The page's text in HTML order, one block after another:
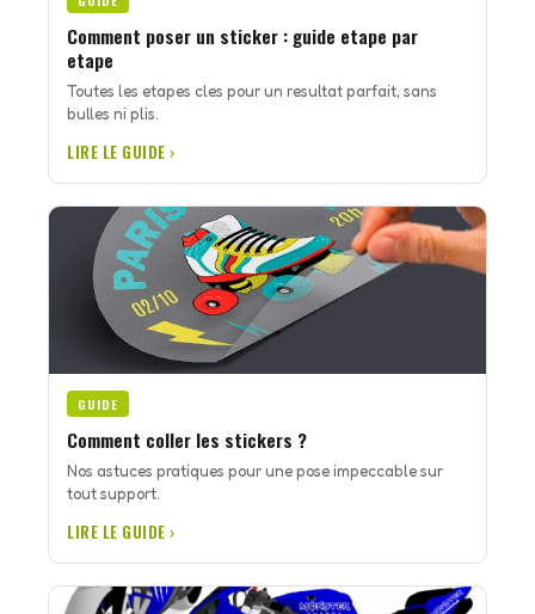
Comment poser un sticker : guide etape par
etape
Toutes les etapes cles pour un resultat parfait, sans
bulles ni plis.
LIRE LE GUIDE ›
GUIDE
Comment coller les stickers ?
Nos astuces pratiques pour une pose impeccable sur
tout support.
LIRE LE GUIDE ›